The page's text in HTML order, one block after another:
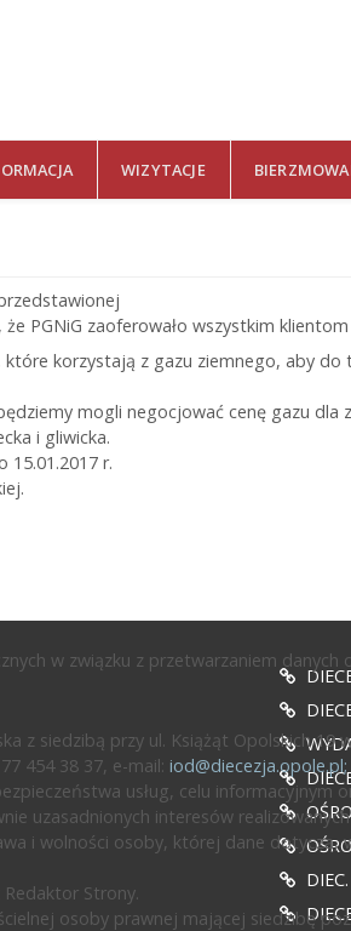
WIZYTACJE
PGNiG zaoferowało wszystkim
korzystają z gazu ziemnego, aby
mogli negocjować cenę gazu
i gliwicka.
r.
w związku z przetwarzaniem
z siedzibą przy ul. Książąt Opolskich
454 38 37, e-mail: iod@diecezja.opole.pl;
usług, celu informacyjnym
uzasadnionych interesów
i wolności osoby, której dane
Strony.
osoby prawnej mającej siedzibę